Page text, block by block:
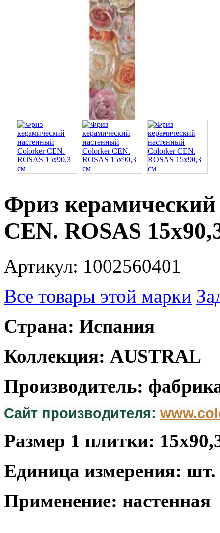
Фриз
CEN. ROSAS
Артикул: 1002560401
Все товары этой марки
Страна: Испания
Коллекция: AUSTRAL
Производитель:
Сайт производителя:
Размер 1 плитки:
Единица измерения: шт.
Применение: настенная